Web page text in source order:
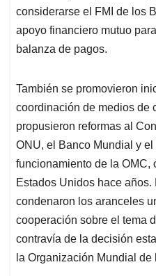
considerarse el FMI de los
apoyo financiero mutuo
balanza de pagos.
También se promovieron
coordinación de medios de
propusieron reformas al
ONU, el Banco Mundial y el
funcionamiento de la
Estados Unidos hace años.
condenaron los aranceles
cooperación sobre el tema
contravía de la decisión
la Organización Mundial de